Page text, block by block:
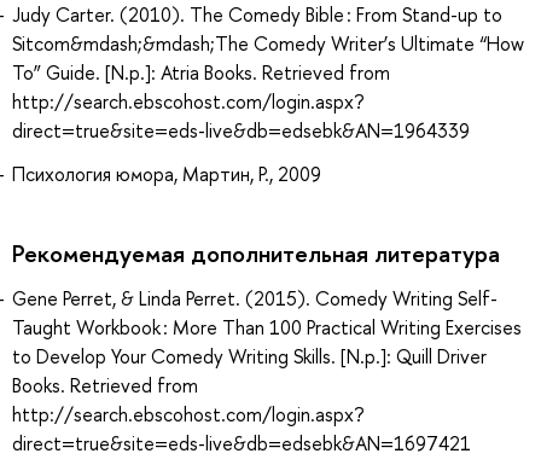
Judy Carter. (2010). The Comedy Bible : From Stand-up to
Sitcom&mdash;&mdash;The Comedy Writer’s Ultimate “How
To” Guide. [N.p.]: Atria Books. Retrieved from
http://search.ebscohost.com/login.aspx?
direct=true&site=eds-live&db=edsebk&AN=1964339
Психология юмора, Мартин, Р., 2009
Рекомендуемая дополнительная литература
Gene Perret, & Linda Perret. (2015). Comedy Writing Self-
Taught Workbook : More Than 100 Practical Writing Exercises
to Develop Your Comedy Writing Skills. [N.p.]: Quill Driver
Books. Retrieved from
http://search.ebscohost.com/login.aspx?
direct=true&site=eds-live&db=edsebk&AN=1697421